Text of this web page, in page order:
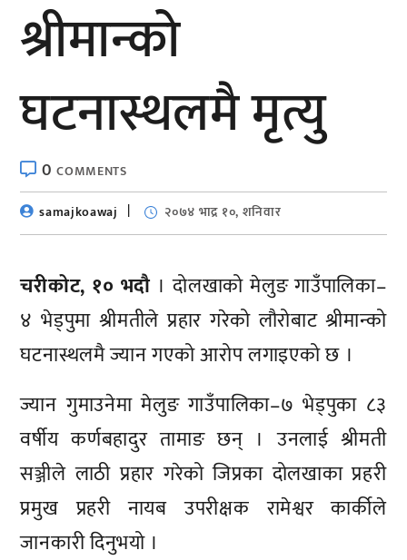
श्रीमान्को
घटनास्थलमै मृत्यु
0COMMENTS
samajkoawaj
२०७४ भाद्र १०, शनिवार
चरीकोट, १० भदौ । दोलखाको मेलुङ गाउँपालिका–
४ भेड्पुमा श्रीमतीले प्रहार गरेको लौरोबाट श्रीमान्को
घटनास्थलमै ज्यान गएको आरोप लगाइएको छ ।
ज्यान गुमाउनेमा मेलुङ गाउँपालिका–७ भेड्पुका ८३
वर्षीय कर्णबहादुर तामाङ छन् । उनलाई श्रीमती
सञ्जीले लाठी प्रहार गरेको जिप्रका दोलखाका प्रहरी
प्रमुख प्रहरी नायब उपरीक्षक रामेश्वर कार्कीले
जानकारी दिनुभयो ।